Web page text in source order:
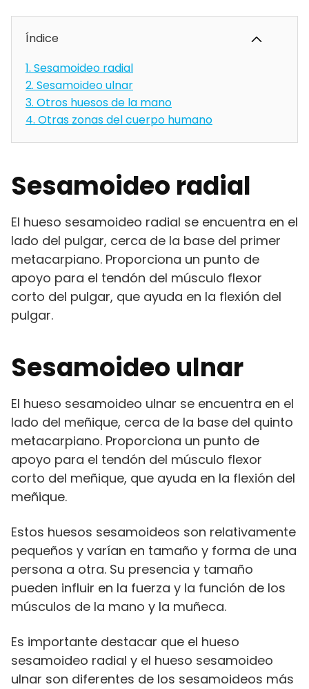
Índice
1. Sesamoideo radial
2. Sesamoideo ulnar
3. Otros huesos de la mano
4. Otras zonas del cuerpo humano
Sesamoideo radial
El hueso sesamoideo radial se encuentra en el
lado del pulgar, cerca de la base del primer
metacarpiano. Proporciona un punto de
apoyo para el tendón del músculo flexor
corto del pulgar, que ayuda en la flexión del
pulgar.
Sesamoideo ulnar
El hueso sesamoideo ulnar se encuentra en el
lado del meñique, cerca de la base del quinto
metacarpiano. Proporciona un punto de
apoyo para el tendón del músculo flexor
corto del meñique, que ayuda en la flexión del
meñique.
Estos huesos sesamoideos son relativamente
pequeños y varían en tamaño y forma de una
persona a otra. Su presencia y tamaño
pueden influir en la fuerza y la función de los
músculos de la mano y la muñeca.
Es importante destacar que el hueso
sesamoideo radial y el hueso sesamoideo
ulnar son diferentes de los sesamoideos más